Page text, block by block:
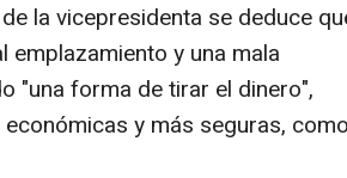
la vicepresidenta se deduce
emplazamiento y una mala
"una forma de tirar el dinero",
y más seguras, como